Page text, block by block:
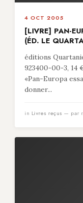
4 OCT 2005
[LIVRE] PAN-
(ÉD. LE
éditions
923400-00-3, 14
«Pan-Europa
donner...
in Livres reçus — par